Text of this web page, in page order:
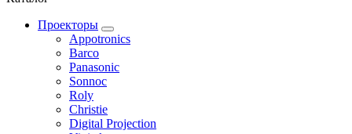
Проекторы
Appotronics
Barco
Panasonic
Sonnoc
Roly
Christie
Digital Projection